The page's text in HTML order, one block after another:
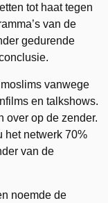
tot haat tegen
van de
gedurende
vanwege
en talkshows.
over op de zender.
het netwerk 70%
van de
noemde de